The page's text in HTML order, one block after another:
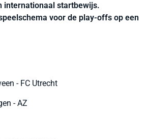
internationaal startbewijs.
voor de play-offs op een
- FC Utrecht
- AZ